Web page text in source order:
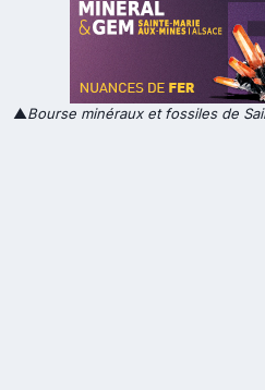
▲Bourse minéraux et fossiles de